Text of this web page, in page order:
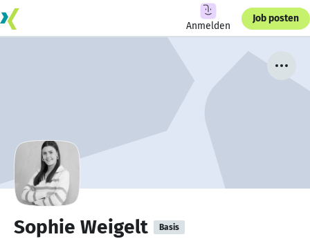
Anmelden
Job posten
Sophie Weigelt Basis